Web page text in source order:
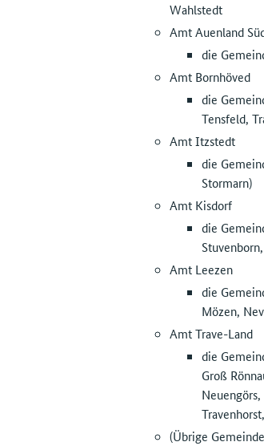
Wahlstedt
Amt Auenland
die
Amt Bornhöved
die
Tensfeld,
Amt Itzstedt
die
Stormarn)
Amt Kisdorf
die
Amt Leezen
die
Mözen,
Amt Trave-Land
die
Groß
(Übrige